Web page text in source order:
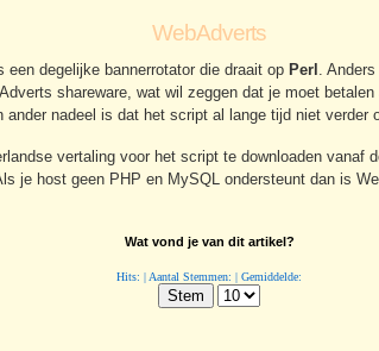
WebAdverts
een degelijke bannerrotator die draait op Perl .
shareware, wat wil zeggen dat je moet
ander nadeel is dat het script al lange tijd niet verder
vertaling voor het script te downloaden vanaf
je host geen PHP en MySQL ondersteunt dan is
Wat vond je van dit artikel?
Hits: | Aantal Stemmen: | Gemiddelde: